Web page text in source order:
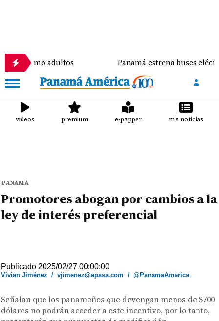
adultos Panamá estrena buses eléctricos en
videos premium e-papper mis noticias
PANAMÁ
Promotores abogan por cambios a la
ley de interés preferencial
Publicado 2025/02/27 00:00:00
Vivian Jiménez /vjimenez@epasa.com /@PanamaAmerica
Señalan que los panameños que devengan menos de $700
dólares no podrán acceder a este incentivo, por lo tanto,